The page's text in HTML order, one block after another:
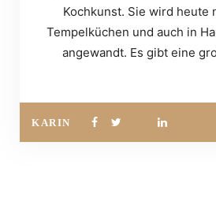
Kochkunst. Sie wird heute
Tempelküchen und auch in
angewandt. Es gibt eine
KARIN